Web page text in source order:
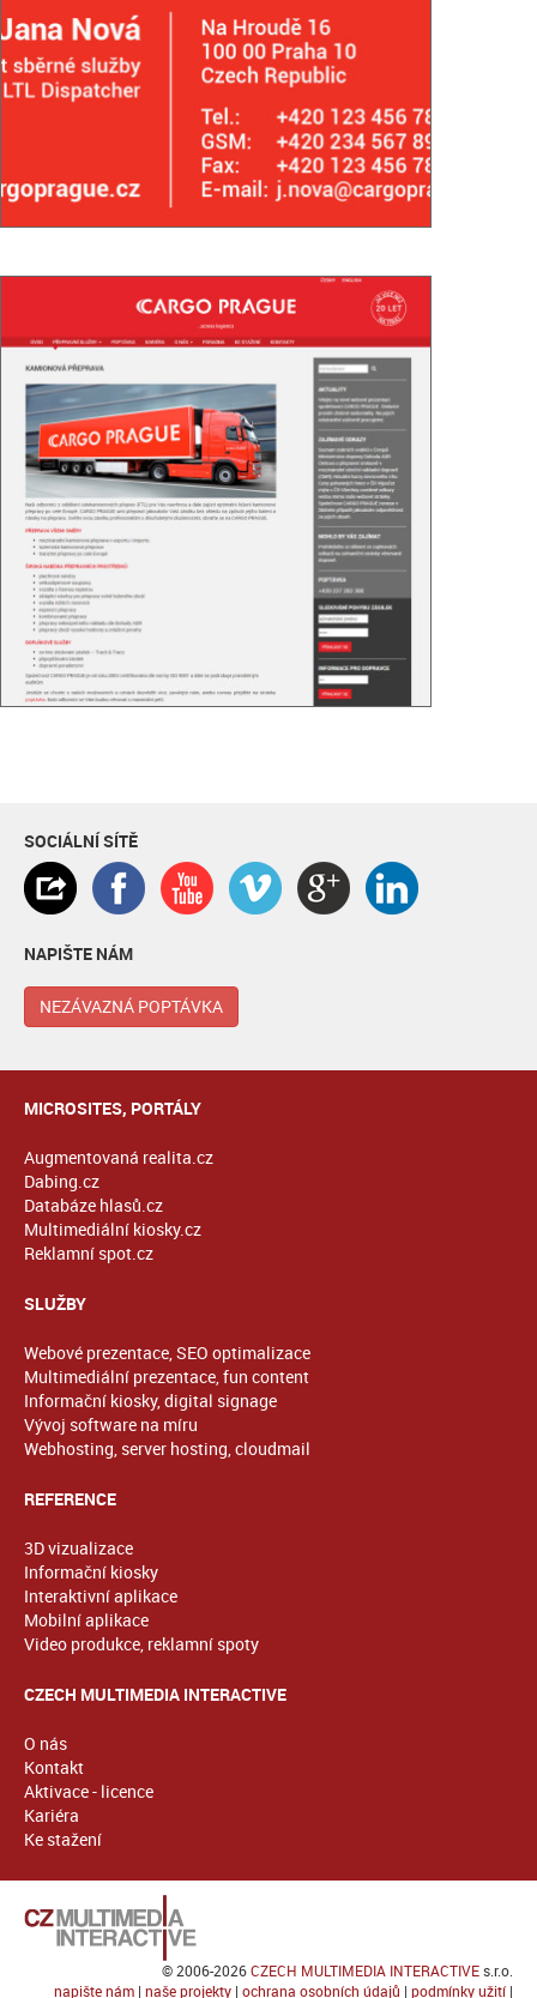
SOCIÁLNÍ SÍTĚ
NAPIŠTE NÁM
NEZÁVAZNÁ POPTÁVKA
MICROSITES, PORTÁLY
Augmentovaná realita.cz
Dabing.cz
Databáze hlasů.cz
Multimediální kiosky.cz
Reklamní spot.cz
SLUŽBY
Webové prezentace, SEO optimalizace
Multimediální prezentace, fun content
Informační kiosky, digital signage
Vývoj software na míru
Webhosting, server hosting, cloudmail
REFERENCE
3D vizualizace
Informační kiosky
Interaktivní aplikace
Mobilní aplikace
Video produkce, reklamní spoty
CZECH MULTIMEDIA INTERACTIVE
O nás
Kontakt
Aktivace - licence
Kariéra
Ke stažení
© 2006-2026CZECH MULTIMEDIA INTERACTIVEs.r.o.
napište nám | naše projekty | ochrana osobních údajů | podmínky užití |